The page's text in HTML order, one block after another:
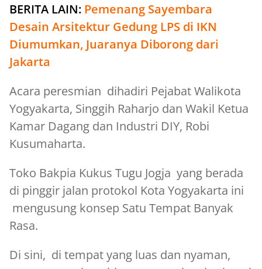
BERITA LAIN: Pemenang Sayembara
Desain Arsitektur Gedung LPS di IKN
Diumumkan, Juaranya Diborong dari
Jakarta
Acara peresmian dihadiri Pejabat Walikota
Yogyakarta, Singgih Raharjo dan Wakil Ketua
Kamar Dagang dan Industri DIY, Robi
Kusumaharta.
Toko Bakpia Kukus Tugu Jogja yang berada
di pinggir jalan protokol Kota Yogyakarta ini
mengusung konsep Satu Tempat Banyak
Rasa.
Di sini, di tempat yang luas dan nyaman,